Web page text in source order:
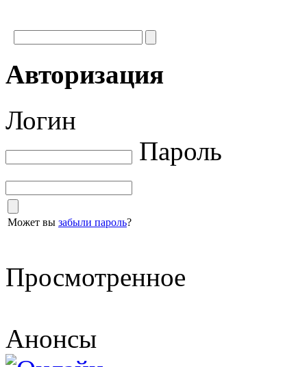
Авторизация
Логин
Пароль
Может вы забыли пароль?
Просмотренное
Анонсы